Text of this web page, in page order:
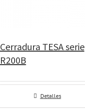
Cerradura TESA serie
R200B
Detalles